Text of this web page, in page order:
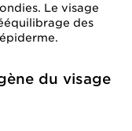
Le visage
des
du visage